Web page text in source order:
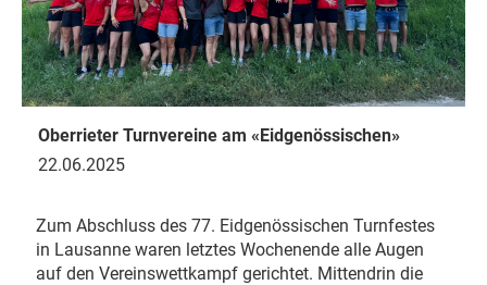
Oberrieter Turnvereine am «Eidgenössischen»
22.06.2025
Zum Abschluss des 77. Eidgenössischen Turnfestes
in Lausanne waren letztes Wochenende alle Augen
auf den Vereinswettkampf gerichtet. Mittendrin die